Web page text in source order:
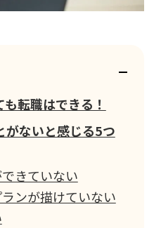
転職はできる！
がないと感じる5つ
きていない
ンが描けていない